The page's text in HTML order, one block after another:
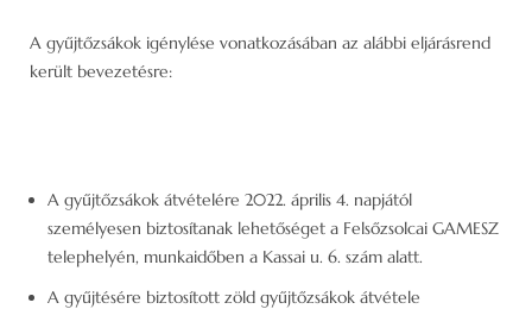
A gyűjtőzsákok igénylése vonatkozásában az alábbi eljárásrend
került bevezetésre:
A gyűjtőzsákok átvételére 2022. április 4. napjától
személyesen biztosítanak lehetőséget a Felsőzsolcai GAMESZ
telephelyén, munkaidőben a Kassai u. 6. szám alatt.
A gyűjtésére biztosított zöld gyűjtőzsákok átvétele